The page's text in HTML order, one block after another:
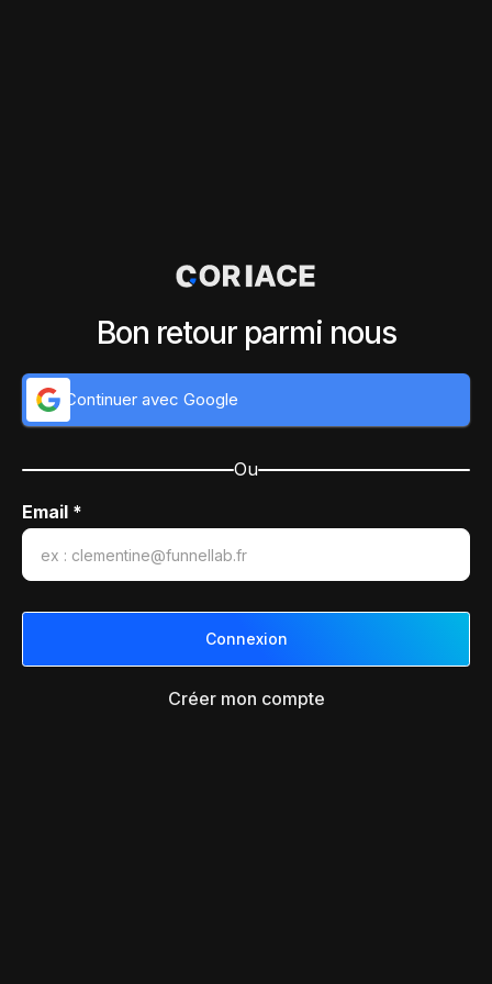
Bon retour parmi nous
Continuer avec Google
Ou
Email *
Créer mon compte